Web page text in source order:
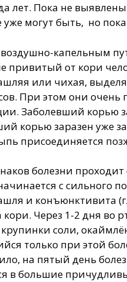
лет. Пока не
уже могут быть, но
капельным
от кори
или чихая,
При этом они
Заболевший
корью заразен уже
присоединяется
болезни
с
и конъюнктивита
Через 1-2 дня во
соли,
только при этой
на пятый день
в большие